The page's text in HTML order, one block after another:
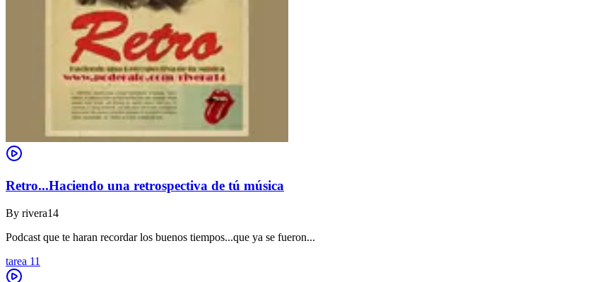
Retro...Haciendo una retrospectiva de tú música
By rivera14
Podcast que te haran recordar los buenos tiempos...que ya se fueron...
tarea 11